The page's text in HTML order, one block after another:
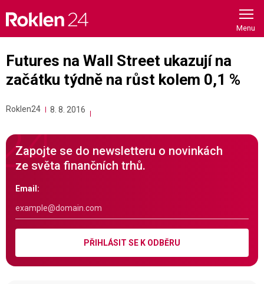
content
Futures na Wall Street ukazují na
začátku týdně na růst kolem 0,1 %
Roklen24 8. 8. 2016
Zapojte se do newsletteru o novinkách
ze světa finančních trhů.
Email:
PŘIHLÁSIT SE K ODBĚRU